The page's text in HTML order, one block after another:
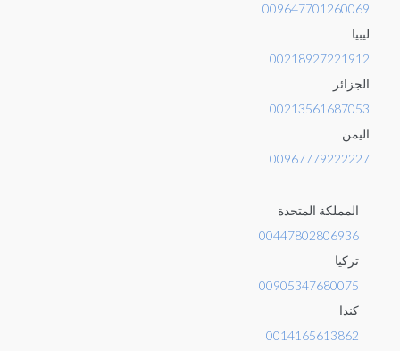
009647701260069
ليبيا
00218927221912
الجزائر
00213561687053
اليمن
00967779222227
المملكة المتحدة
00447802806936
تركيا
00905347680075
كندا
0014165613862